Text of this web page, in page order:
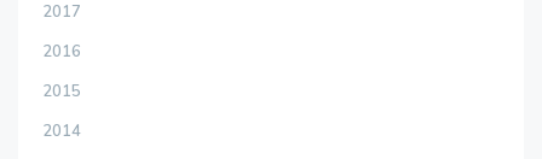
2017
2016
2015
2014